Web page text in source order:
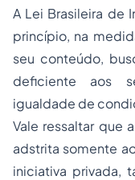
A Lei Brasileira de
princípio, na
seu conteúdo,
deficiente aos
igualdade de
Vale ressaltar que
adstrita somente
iniciativa privada,